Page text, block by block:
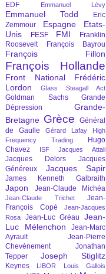
EDF Emmanuel Lévy
Emmanuel Todd
Eric
Zemmour
Espagne
Etats-
Unis
FESF FMI
Franklin
Roosevelt
François Bayrou
François Fillon
François Hollande
Front National
Frédéric
Lordon
Glass Steagall Act
Goldman Sachs
Grande
Dépression
Grande-
Bretagne Grèce
Général
de Gaulle
Gérard Lafay
High
Frequency Trading
Hugo
Chavez
ISF Jacques Attali
Jacques Delors
Jacques
Généreux
Jacques Sapir
James Kenneth Galbraith
Japon Jean-Claude Michéa
Jean-Claude Trichet
Jean-
François Copé
Jean-Jacques
Rosa
Jean-Luc Gréau
Jean-
Luc Mélenchon
Jean-Marc
Ayrault
Jean-Pierre
Chevènement
Jonathan
Tepper
Joseph Stiglitz
Keynes LIBOR Louis Gallois